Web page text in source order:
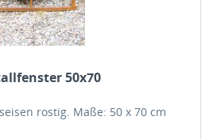
50x70
rostig. Maße: 50 x 70 cm